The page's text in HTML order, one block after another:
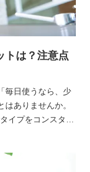
トは？注意点
毎日使うなら、少
ありませんか。
イプをコンスタン
ために我慢するの